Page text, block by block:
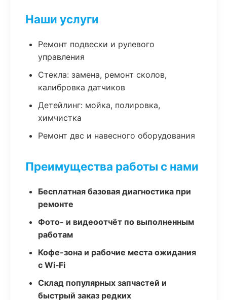
Наши услуги
Ремонт подвески и рулевого
управления
Стекла: замена, ремонт сколов,
калибровка датчиков
Детейлинг: мойка, полировка,
химчистка
Ремонт двс и навесного оборудования
Преимущества работы с нами
Бесплатная базовая диагностика при
ремонте
Фото- и видеоотчёт по выполненным
работам
Кофе-зона и рабочие места ожидания
с Wi‑Fi
Склад популярных запчастей и
быстрый заказ редких